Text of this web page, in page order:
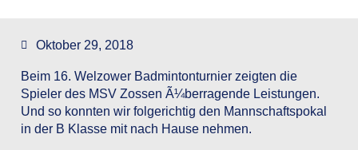
Oktober 29, 2018
Beim 16. Welzower Badmintonturnier zeigten die
Spieler des MSV Zossen Ã¼berragende Leistungen.
Und so konnten wir folgerichtig den Mannschaftspokal
in der B Klasse mit nach Hause nehmen.